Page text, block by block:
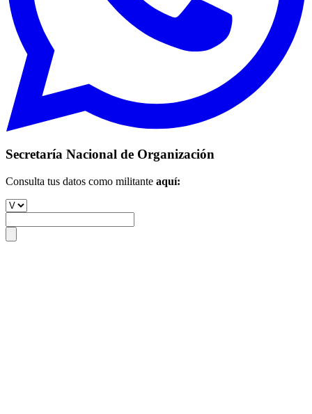
Secretaría Nacional de Organización
Consulta tus datos como militante aquí: